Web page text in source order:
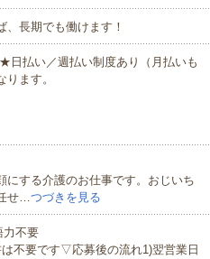
長期でも働けます！
払い／週払い制度あり（月払いも
ます。
にする介護のお仕事です。おじいち
せ…つづきを見る
力不要
不要です▽応募後の流れ1)翌営業日